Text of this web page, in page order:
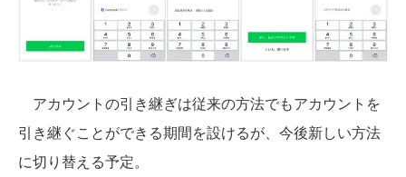
アカウントの引き継ぎは従来の方法でもアカウントを
引き継ぐことができる期間を設けるが、今後新しい方法
に切り替える予定。